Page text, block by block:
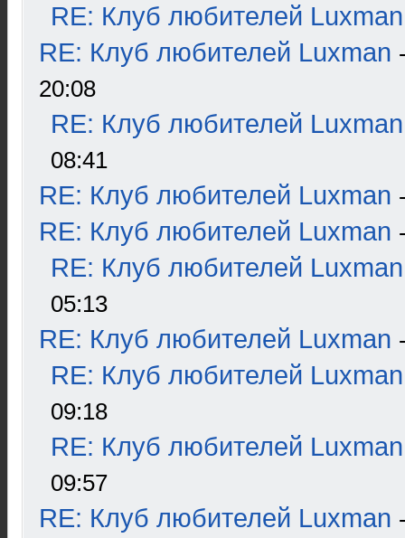
RE: Клуб любителей Luxman
RE: Клуб любителей Luxman
20:08
RE: Клуб любителей Luxman
08:41
RE: Клуб любителей Luxman
RE: Клуб любителей Luxman
RE: Клуб любителей Luxman
05:13
RE: Клуб любителей Luxman
RE: Клуб любителей Luxman
09:18
RE: Клуб любителей Luxman
09:57
RE: Клуб любителей Luxman